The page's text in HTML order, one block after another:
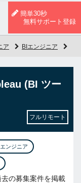
簡単30秒
無料サポート登録
ア BIエンジニア
(BI ツー
フルリモート
ンジニア
の募集案件を掲載